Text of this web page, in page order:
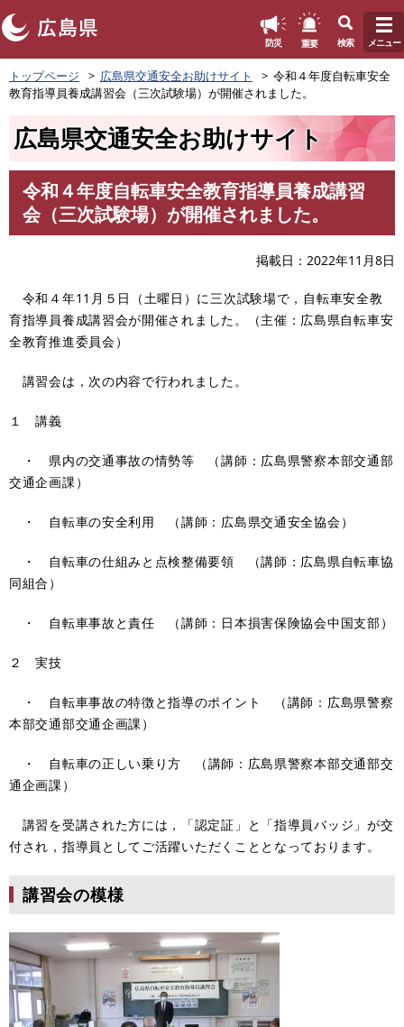
ペ
ー
ジ
防災 重要 検索 メニュー
トップページ 広島県交通安全お助けサイト
令和４年度自転車安全
教育指導員養成講習会（三次試験場）が開催されました。
広島県交通安全お助けサイト
令和４年度自転車安全教育指導員養成講習
会（三次試験場）が開催されました。
掲載日 2022年11月8日
令和４年11月５日（土曜日）に三次試験場で，自転車安全教
育指導員養成講習会が開催されました。（主催：広島県自転車安
全教育推進委員会）
講習会は，次の内容で行われました。
１ 講義
・ 県内の交通事故の情勢等 （講師：広島県警察本部交通部
交通企画課）
・ 自転車の安全利用 （講師：広島県交通安全協会）
・ 自転車の仕組みと点検整備要領 （講師：広島県自転車協
同組合）
・ 自転車事故と責任 （講師：日本損害保険協会中国支部）
２ 実技
・ 自転車事故の特徴と指導のポイント
（講師：広島県警察
本部交通部交通企画課）
・ 自転車の正しい乗り方
（講師：広島県警察本部交通部交
通企画課）
講習を受講された方には，「認定証」と「指導員バッジ」が交
付され，指導員として ご活躍いただくこととなっております。
講習会の模様